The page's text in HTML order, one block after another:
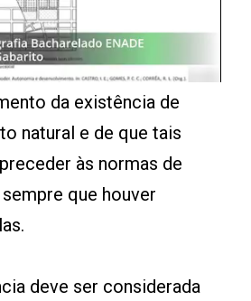
da existência de
natural e de que tais
às normas de
que houver
deve ser considerada